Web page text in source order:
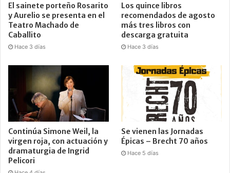
El sainete porteño Rosarito
y Aurelio se presenta en el
Teatro Machado de
Caballito
Hace 3 días
Los quince libros
recomendados de agosto
más tres libros con
descarga gratuita
Hace 3 días
Continúa Simone Weil, la
virgen roja, con actuación y
dramaturgia de Ingrid
Pelicori
Se vienen las Jornadas
Épicas – Brecht 70 años
Hace 5 días